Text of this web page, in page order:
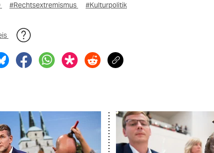
#Rechtsextremismus #Kulturpolitik